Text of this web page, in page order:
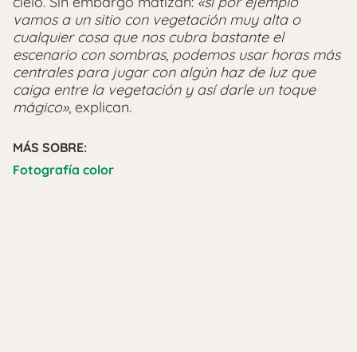
vamos a un sitio con vegetación muy alta o
cualquier cosa que nos cubra bastante el
escenario con sombras, podemos usar horas más
centrales para jugar con algún haz de luz que
caiga entre la vegetación y así darle un toque
mágico», explican.
MÁS SOBRE:
Fotografía color